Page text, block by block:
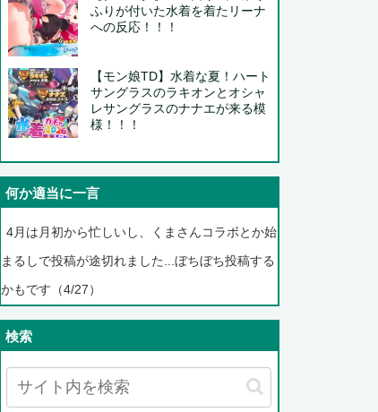
ふりが付いた水着を着たリーナ
への反応！！！
【モン娘TD】水着な夏！ハート
サングラスのラキオンとオシャ
レサングラスのナナエが来る模
様！！！
何か適当に一言
4月は月初から忙しいし、くまさんコラボとか始
まるしで投稿が途切れました...ぼちぼち投稿する
かもです（4/27）
検索